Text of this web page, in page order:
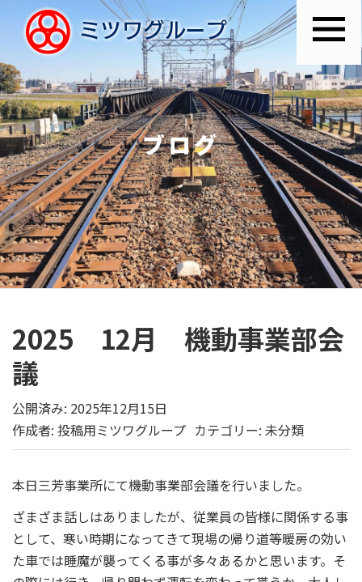
ブログ
2025 12月 機動事業部会
議
公開済み: 2025年12月15日
作成者: 投稿用ミツワグループ カテゴリー: 未分類
本日三芳事業所にて機動事業部会議を行いました。
ざまざま話しはありましたが、従業員の皆様に関係する事
として、寒い時期になってきて現場の帰り道等暖房の効い
た車では睡魔が襲ってくる事が多々あるかと思います。そ